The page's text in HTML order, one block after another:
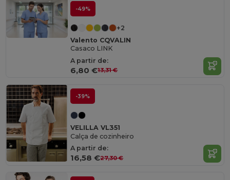
-49%
+2
Valento CQVALIN
Casaco LINK
A partir de:
6,80 €13,31 €
-39%
VELILLA VL351
Calça de cozinheiro
A partir de:
16,58 €27,30 €